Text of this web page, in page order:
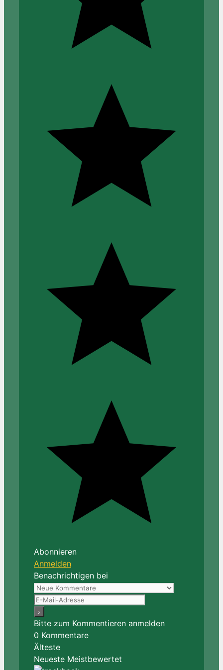
Abonnieren
Anmelden
Benachrichtigen bei
Bitte zum Kommentieren anmelden
0 Kommentare
Älteste
Neueste Meistbewertet